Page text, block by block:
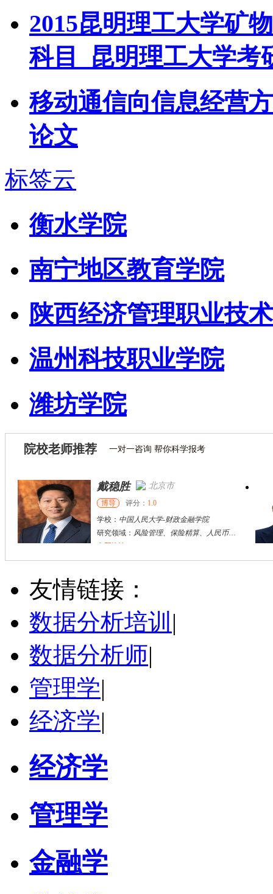
2015昆明理工大学矿
科目_昆明理工大学考
移动通信向信息经营
论文
标签云
衡水学院
南宁地区教育学院
陕西经济管理职业技
温州科技职业学院
潍坊学院
院校老师推荐 一对一咨询 帮你科学报考
戴稳胜 北京市
博导 评分： 1.0
学校： 中国人民大学-财政金融学院
研究领域： 风险管理、保险精算、人民币国际化
立即咨询
陈传红 武汉市
硕导
学校：中南民族大学
立即咨询
友情链接：
数据分析培训 |
数据分析师|
管理学|
经济学|
经济学
管理学
金融学